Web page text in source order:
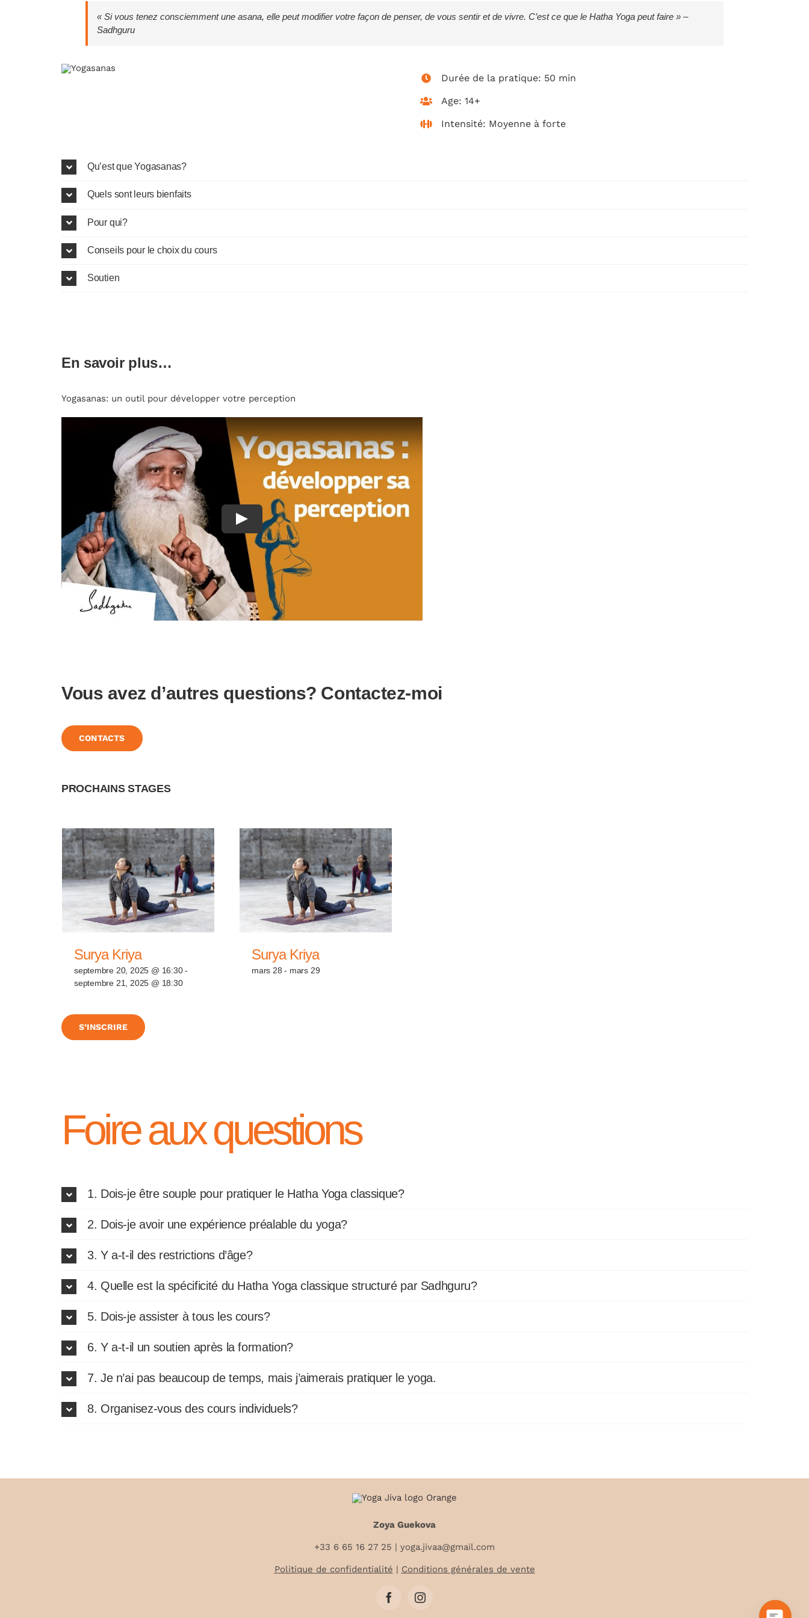
« Si vous tenez consciemment une asana, elle peut modifier votre façon de penser, de vous sentir et de vivre. C’est ce que le Hatha Yoga peut faire » –
Sadhguru
Durée de la pratique: 50 min
Age: 14+
Intensité: Moyenne à forte
Qu’est que Yogasanas?
Quels sont leurs bienfaits
Pour qui?
Conseils pour le choix du cours
Soutien
En savoir plus…
Yogasanas: un outil pour développer votre perception
Vous avez d’autres questions? Contactez-moi
CONTACTS
PROCHAINS STAGES
Surya Kriya
septembre 20, 2025 @ 16:30-
septembre 21, 2025 @ 18:30
Surya Kriya
mars 28 - mars 29
S’INSCRIRE
Foire aux questions
1. Dois-je être souple pour pratiquer le Hatha Yoga classique?
2. Dois-je avoir une expérience préalable du yoga?
3. Y a-t-il des restrictions d’âge?
4. Quelle est la spécificité du Hatha Yoga classique structuré par Sadhguru?
5. Dois-je assister à tous les cours?
6. Y a-t-il un soutien après la formation?
7. Je n’ai pas beaucoup de temps, mais j’aimerais pratiquer le yoga.
8. Organisez-vous des cours individuels?
Zoya Guekova
+33 6 65 16 27 25 | yoga.jivaa@gmail.com
Politique de confidentialité | Conditions générales de vente